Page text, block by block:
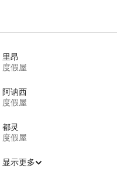
里昂
度假屋
阿讷西
度假屋
都灵
度假屋
显示更多